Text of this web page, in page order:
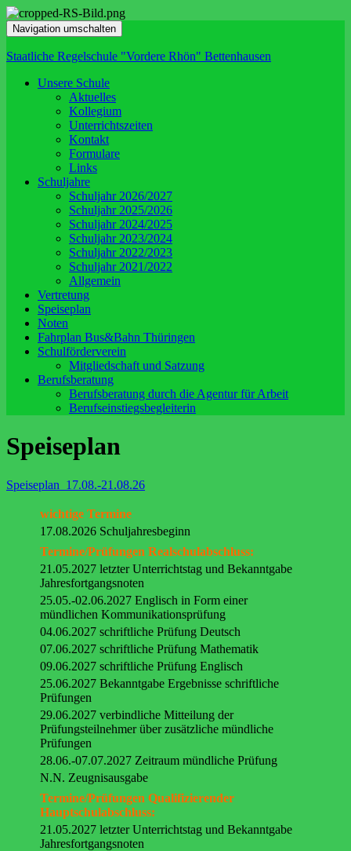
Navigation umschalten
Staatliche Regelschule "Vordere Rhön" Bettenhausen
Unsere Schule
Aktuelles
Kollegium
Unterrichtszeiten
Kontakt
Formulare
Links
Schuljahre
Schuljahr 2026/2027
Schuljahr 2025/2026
Schuljahr 2024/2025
Schuljahr 2023/2024
Schuljahr 2022/2023
Schuljahr 2021/2022
Allgemein
Vertretung
Speiseplan
Noten
Fahrplan Bus&Bahn Thüringen
Schulförderverein
Mitgliedschaft und Satzung
Berufsberatung
Berufsberatung durch die Agentur für Arbeit
Berufseinstiegsbegleiterin
Speiseplan
Speiseplan_17.08.-21.08.26
wichtige Termine
17.08.2026 Schuljahresbeginn
Termine/Prüfungen Realschulabschluss:
21.05.2027 letzter Unterrichtstag und Bekanntgabe
Jahresfortgangsnoten
25.05.-02.06.2027 Englisch in Form einer
mündlichen Kommunikationsprüfung
04.06.2027 schriftliche Prüfung Deutsch
07.06.2027 schriftliche Prüfung Mathematik
09.06.2027 schriftliche Prüfung Englisch
25.06.2027 Bekanntgabe Ergebnisse schriftliche
Prüfungen
29.06.2027 verbindliche Mitteilung der
Prüfungsteilnehmer über zusätzliche mündliche
Prüfungen
28.06.-07.07.2027 Zeitraum mündliche Prüfung
N.N. Zeugnisausgabe
Termine/Prüfungen Qualifizierender
Hauptschulabschluss:
21.05.2027 letzter Unterrichtstag und Bekanntgabe
Jahresfortgangsnoten